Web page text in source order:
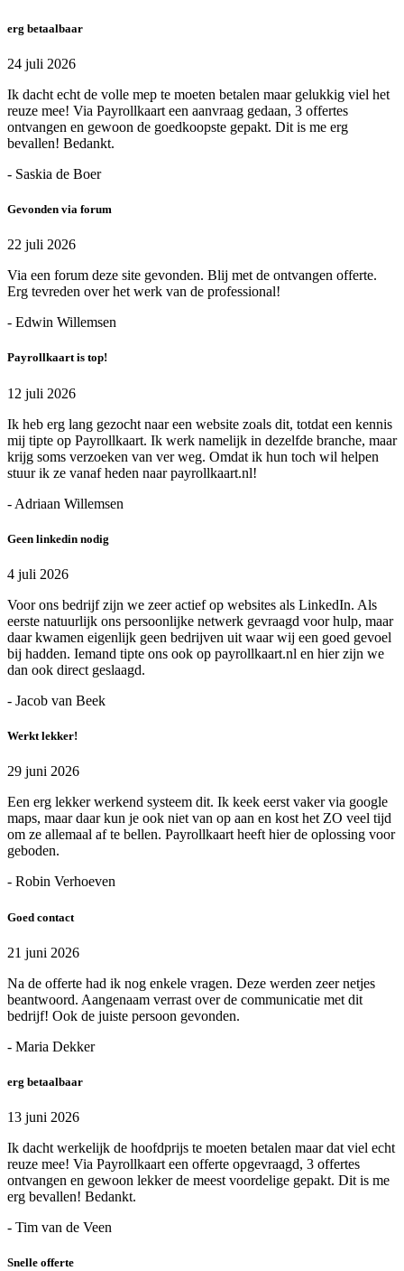
erg betaalbaar
24 juli 2026
Ik dacht echt de volle mep te moeten betalen maar gelukkig viel het
reuze mee! Via Payrollkaart een aanvraag gedaan, 3 offertes
ontvangen en gewoon de goedkoopste gepakt. Dit is me erg
bevallen! Bedankt.
- Saskia de Boer
Gevonden via forum
22 juli 2026
Via een forum deze site gevonden. Blij met de ontvangen offerte.
Erg tevreden over het werk van de professional!
- Edwin Willemsen
Payrollkaart is top!
12 juli 2026
Ik heb erg lang gezocht naar een website zoals dit, totdat een kennis
mij tipte op Payrollkaart. Ik werk namelijk in dezelfde branche, maar
krijg soms verzoeken van ver weg. Omdat ik hun toch wil helpen
stuur ik ze vanaf heden naar payrollkaart.nl!
- Adriaan Willemsen
Geen linkedin nodig
4 juli 2026
Voor ons bedrijf zijn we zeer actief op websites als LinkedIn. Als
eerste natuurlijk ons persoonlijke netwerk gevraagd voor hulp, maar
daar kwamen eigenlijk geen bedrijven uit waar wij een goed gevoel
bij hadden. Iemand tipte ons ook op payrollkaart.nl en hier zijn we
dan ook direct geslaagd.
- Jacob van Beek
Werkt lekker!
29 juni 2026
Een erg lekker werkend systeem dit. Ik keek eerst vaker via google
maps, maar daar kun je ook niet van op aan en kost het ZO veel tijd
om ze allemaal af te bellen. Payrollkaart heeft hier de oplossing voor
geboden.
- Robin Verhoeven
Goed contact
21 juni 2026
Na de offerte had ik nog enkele vragen. Deze werden zeer netjes
beantwoord. Aangenaam verrast over de communicatie met dit
bedrijf! Ook de juiste persoon gevonden.
- Maria Dekker
erg betaalbaar
13 juni 2026
Ik dacht werkelijk de hoofdprijs te moeten betalen maar dat viel echt
reuze mee! Via Payrollkaart een offerte opgevraagd, 3 offertes
ontvangen en gewoon lekker de meest voordelige gepakt. Dit is me
erg bevallen! Bedankt.
- Tim van de Veen
Snelle offerte